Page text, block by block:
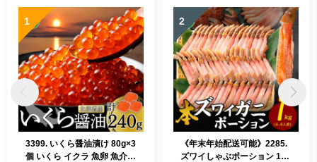
1
3399. いくら醤油漬け 80g×3
個 いくら イクラ 魚卵 魚介
2
《年末年始配送可能》2285.
ズワイしゃぶポーション 1kg